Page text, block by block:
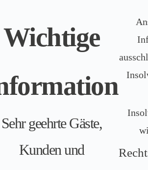
Wichtige
Sehr geehrte Gäste,
Kunden und